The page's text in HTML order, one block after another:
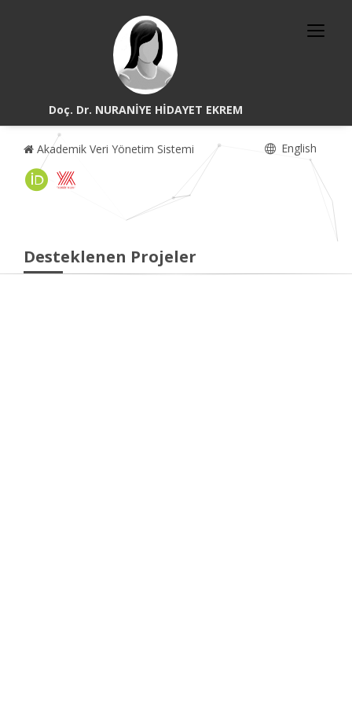
Doç. Dr. NURANİYE HİDAYET EKREM
Akademik Veri Yönetim Sistemi English
Desteklenen Projeler